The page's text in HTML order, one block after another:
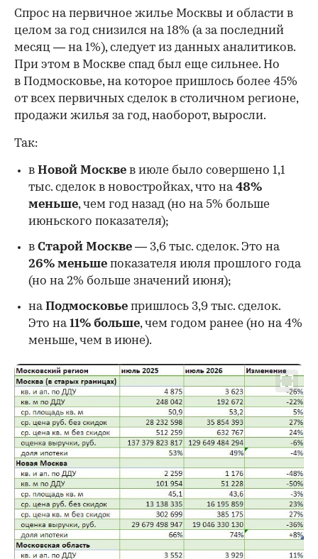
Спрос на первичное жилье Москвы и области в
целом за год снизился на 18% (а за последний
месяц — на 1%), следует из данных аналитиков.
При этом в Москве спад был еще сильнее. Но
в Подмосковье, на которое пришлось более 45%
от всех первичных сделок в столичном регионе,
продажи жилья за год, наоборот, выросли.
00:00 / 00:00
Так:
в Новой Москве в июле было совершено 1,1
тыс. сделок в новостройках, что на48%
меньше, чем год назад (но на 5% больше
июньского показателя);
в Старой Москве — 3,6 тыс. сделок. Это на
26% меньше показателя июля прошлого года
(но на 2% больше значений июня);
наПодмосковье пришлось 3,9 тыс. сделок.
Это на11% больше, чем годом ранее (но на 4%
меньше, чем в июне).